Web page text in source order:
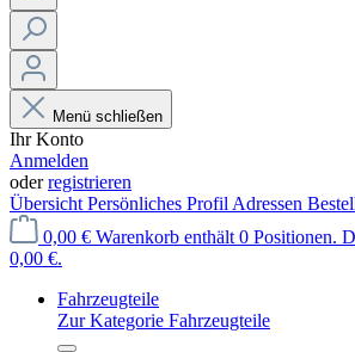
Menü schließen
Ihr Konto
Anmelden
oderregistrieren
Übersicht Persönliches Profil Adressen
0,00 € Warenkorb enthält 0 Positionen.
0,00 €.
Fahrzeugteile
Zur Kategorie Fahrzeugteile